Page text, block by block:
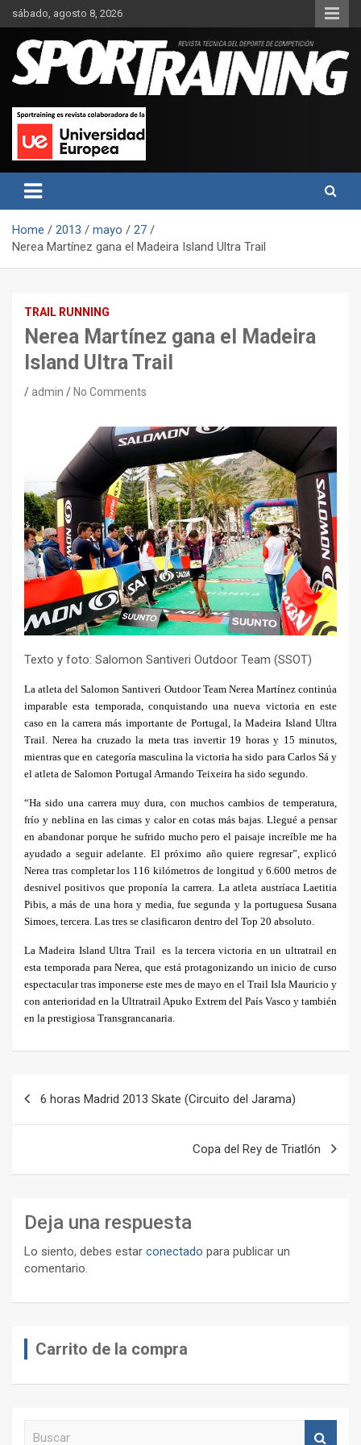
Skip
to
content
sábado, agosto 8, 2026
Revista técnica del deporte
Sport Training
rendimiento, nutrición y entrenamiento.
Home 2013 mayo
27
Nerea Martínez gana el Madeira Island Ultra Trail
TRAIL RUNNING
Nerea Martínez gana el Madeira
Island Ultra Trail
admin No Comments
Texto y foto: Salomon Santiveri Outdoor Team (SSOT)
La atleta del Salomon Santiveri Outdoor Team Nerea Martínez continúa
imparable esta temporada, conquistando una nueva victoria en este
caso en la carrera más importante de Portugal, la Madeira Island Ultra
Trail. Nerea ha cruzado la meta tras invertir 19 horas y 15 minutos,
mientras que en categoría masculina la victoria ha sido para Carlos Sá y
el atleta de Salomon Portugal Armando Teixeira ha sido segundo.
“Ha sido una carrera muy dura, con muchos cambios de temperatura,
frío y neblina en las cimas y calor en cotas más bajas. Llegué a pensar
en abandonar porque he sufrido mucho pero el paisaje increíble me ha
ayudado a seguir adelante. El próximo año quiere regresar”, explicó
Nerea tras completar los 116 kilómetros de longitud y 6.600 metros de
desnivel positivos que proponía la carrera. La atleta austríaca Laetitia
Pibis, a más de una hora y media, fue segunda y la portuguesa Susana
Simoes, tercera. Las tres se clasificaron dentro del Top 20 absoluto.
La Madeira Island Ultra Trail
es la tercera victoria en un ultratrail en
esta temporada para Nerea, que está protagonizando un inicio de curso
espectacular tras imponerse este mes de mayo en el Trail Isla Mauricio y
con anterioridad en la Ultratrail Apuko Extrem del País Vasco y también
en la prestigiosa Transgrancanaria.
6 horas Madrid 2013 Skate (Circuito del Jarama)
Copa del Rey de Triatlón
Deja una respuesta
Lo siento, debes estar conectado para publicar un
comentario.
Carrito de la compra